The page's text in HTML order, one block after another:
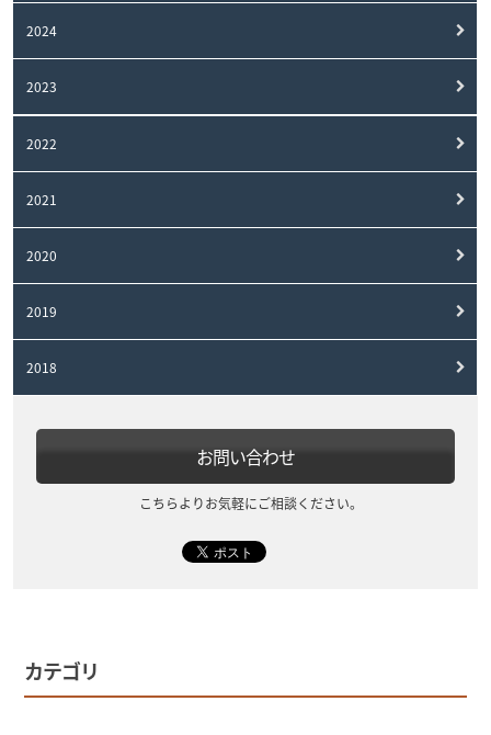
2024
2023
2022
2021
2020
2019
2018
お問い合わせ
こちらよりお気軽にご相談ください。
カテゴリ